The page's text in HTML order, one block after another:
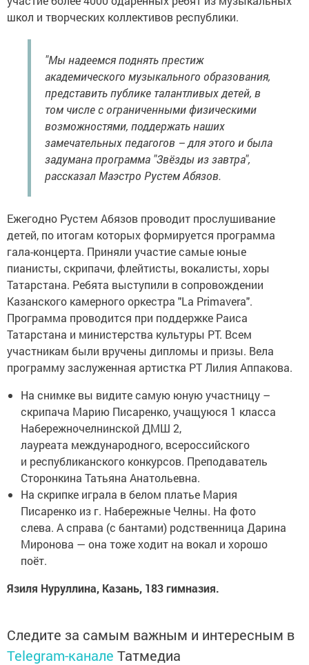
школ и творческих коллективов республики.
"Мы надеемся поднять престиж
академического музыкального образования,
представить публике талантливых детей, в
том числе с ограниченными физическими
возможностями, поддержать наших
замечательных педагогов – для этого и была
задумана программа "Звёзды из завтра",
рассказал Маэстро Рустем Абязов.
Ежегодно Рустем Абязов проводит прослушивание
детей, по итогам которых формируется программа
гала-концерта. Приняли участие самые юные
пианисты, скрипачи, флейтисты, вокалисты, хоры
Татарстана. Ребята выступили в сопровождении
Казанского камерного оркестра "La Primavera".
Программа проводится при поддержке Раиса
Татарстана и министерства культуры РТ. Всем
участникам были вручены дипломы и призы. Вела
программу заслуженная артистка РТ Лилия Аппакова.
На снимке вы видите самую юную участницу –
скрипача Марию Писаренко, учащуюся 1 класса
Набережночелнинской ДМШ 2,
лауреата международного, всероссийского
и республиканского конкурсов. Преподаватель
Сторонкина Татьяна Анатольевна.
На скрипке играла в белом платье Мария
Писаренко из г. Набережные Челны. На фото
слева. А справа (с бантами) родственница Дарина
Миронова — она тоже ходит на вокал и хорошо
поёт.
Язиля Нуруллина, Казань, 183 гимназия.
Следите за самым важным и интересным в
Telegram-канале Татмедиа